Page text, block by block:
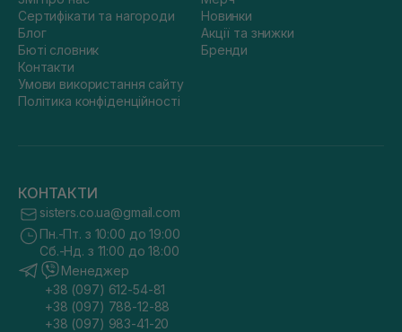
Сертифікати та нагороди
Блог
Бюті словник
Контакти
Умови використання сайту
Політика конфіденційності
Новинки
Акції та знижки
Бренди
КОНТАКТИ
sisters.co.ua@gmail.com
Пн.-Пт. з 10:00 до 19:00
Сб.-Нд. з 11:00 до 18:00
Менеджер
+38 (097) 612-54-81
+38 (097) 788-12-88
+38 (097) 983-41-20